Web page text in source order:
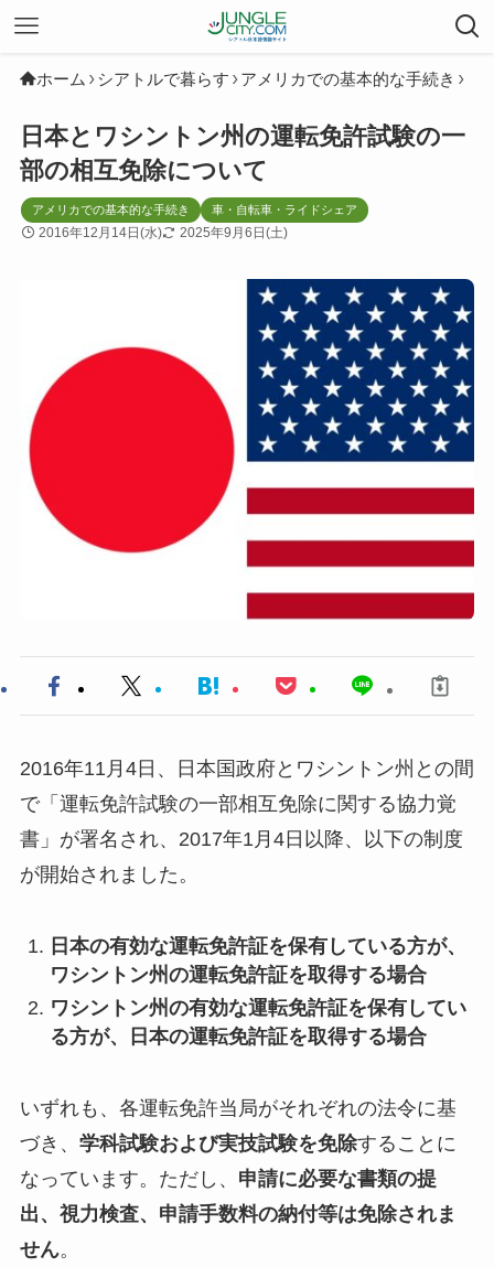
ホーム シアトルで暮らす アメリカでの基本的な手続き
日本とワシントン州の運転免許試験の一
部の相互免除について
アメリカでの基本的な手続き 車・自転車・ライドシェア
2016年12月14日(水) 2025年9月6日(土)
2016年11月4日、日本国政府とワシントン州との間
で「運転免許試験の一部相互免除に関する協力覚
書」が署名され、2017年1月4日以降、以下の制度
が開始されました。
日本の有効な運転免許証を保有している方が、
ワシントン州の運転免許証を取得する場合
ワシントン州の有効な運転免許証を保有してい
る方が、日本の運転免許証を取得する場合
いずれも、各運転免許当局がそれぞれの法令に基
づき、 学科試験および実技試験を免除することに
なっています。ただし、 申請に必要な書類の提
出、視力検査、申請手数料の納付等は免除されま
せん。